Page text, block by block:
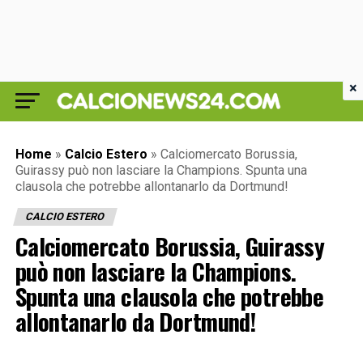
Home » Calcio Estero » Calciomercato Borussia,
Guirassy può non lasciare la Champions. Spunta una
clausola che potrebbe allontanarlo da Dortmund!
CALCIO ESTERO
Calciomercato Borussia, Guirassy
può non lasciare la Champions.
Spunta una clausola che potrebbe
allontanarlo da Dortmund!
×